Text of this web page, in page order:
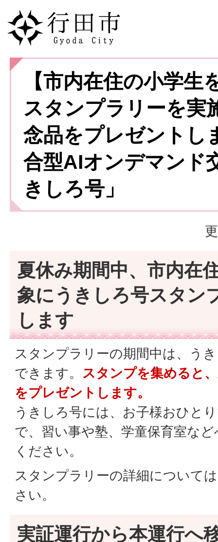
【市内在住の小学生
スタンプラリーを実
念品をプレゼントし
合型AIオンデマンド
きしろ号」
夏休み期間中、市内在
象にうきしろ号スタン
します
スタンプラリーの期間中は、う
できます。 スタンプを集めると
をプレゼントします。
うきしろ号には、お子様おひと
で、習い事や塾、学童保育室な
ください。
スタンプラリーの詳細について
さい。
実証運行から本運行へ